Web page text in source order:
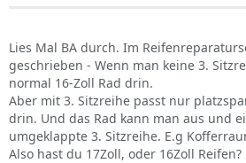
Lies Mal BA durch. Im
geschrieben - Wenn man keine 3.
normal 16-Zoll Rad drin.
Aber mit 3. Sitzreihe passt nur
drin. Und das Rad kann man aus und
umgeklappte 3. Sitzreihe. E.g
Also hast du 17Zoll, oder 16Zoll Reifen?